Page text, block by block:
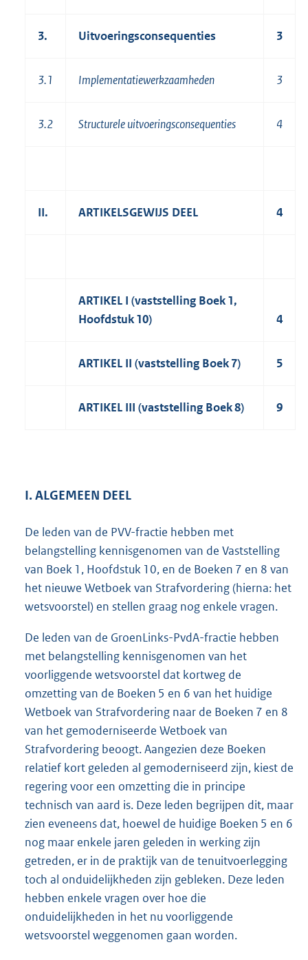
3. Uitvoeringsconsequenties 3
3.1 Implementatiewerkzaamheden 3
3.2 Structurele uitvoeringsconsequenties 4
II. ARTIKELSGEWIJS DEEL 4
ARTIKEL I (vaststelling Boek 1,
Hoofdstuk 10)
4
ARTIKEL II (vaststelling Boek 7) 5
ARTIKEL III (vaststelling Boek 8) 9
I. ALGEMEEN DEEL
De leden van de PVV-fractie hebben met
belangstelling kennisgenomen van de Vaststelling
van Boek 1, Hoofdstuk 10, en de Boeken 7 en 8 van
het nieuwe Wetboek van Strafvordering (hierna: het
wetsvoorstel) en stellen graag nog enkele vragen.
De leden van de GroenLinks-PvdA-fractie hebben
met belangstelling kennisgenomen van het
voorliggende wetsvoorstel dat kortweg de
omzetting van de Boeken 5 en 6 van het huidige
Wetboek van Strafvordering naar de Boeken 7 en 8
van het gemoderniseerde Wetboek van
Strafvordering beoogt. Aangezien deze Boeken
relatief kort geleden al gemoderniseerd zijn, kiest de
regering voor een omzetting die in principe
technisch van aard is. Deze leden begrijpen dit, maar
zien eveneens dat, hoewel de huidige Boeken 5 en 6
nog maar enkele jaren geleden in werking zijn
getreden, er in de praktijk van de tenuitvoerlegging
toch al onduidelijkheden zijn gebleken. Deze leden
hebben enkele vragen over hoe die
onduidelijkheden in het nu voorliggende
wetsvoorstel weggenomen gaan worden.